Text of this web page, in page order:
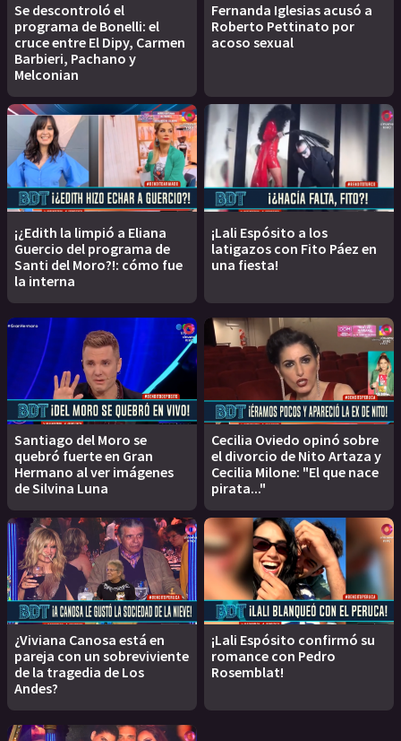
Se descontroló el
programa de Bonelli: el
cruce entre El Dipy, Carmen
Barbieri, Pachano y
Melconian
Fernanda Iglesias acusó a
Roberto Pettinato por
acoso sexual
¡¿Edith la limpió a Eliana
Guercio del programa de
Santi del Moro?!: cómo fue
la interna
¡Lali Espósito a los
latigazos con Fito Páez en
una fiesta!
Santiago del Moro se
quebró fuerte en Gran
Hermano al ver imágenes
de Silvina Luna
Cecilia Oviedo opinó sobre
el divorcio de Nito Artaza y
Cecilia Milone: "El que nace
pirata..."
¿Viviana Canosa está en
pareja con un sobreviviente
de la tragedia de Los
Andes?
¡Lali Espósito confirmó su
romance con Pedro
Rosemblat!